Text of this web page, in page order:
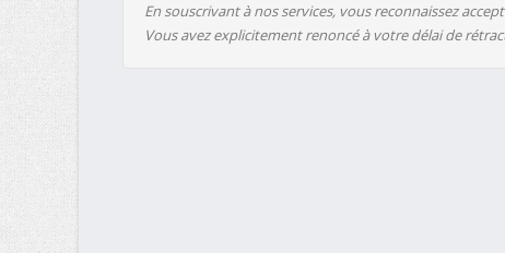
En souscrivant à nos services, vous reconnaissez
Vous avez explicitement renoncé à votre délai de